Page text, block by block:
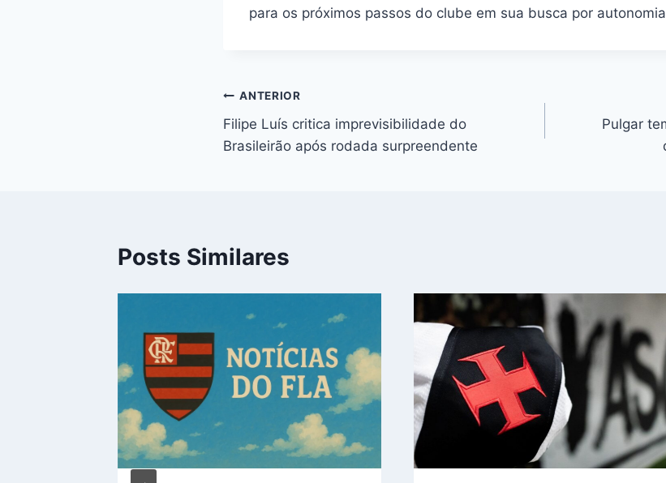
para os próximos passos do clube em sua busca por
Navegação
de
ANTERIOR
Filipe Luís critica imprevisibilidade do
Brasileirão após rodada surpreendente
Pulgar
Posts Similares